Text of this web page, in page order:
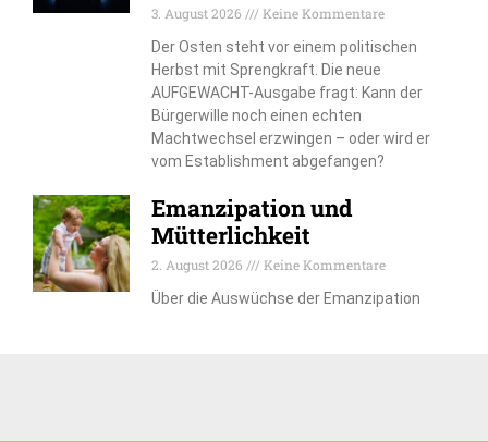
3. August 2026
Keine Kommentare
Der Osten steht vor einem politischen
Herbst mit Sprengkraft. Die neue
AUFGEWACHT-Ausgabe fragt: Kann der
Bürgerwille noch einen echten
Machtwechsel erzwingen – oder wird er
vom Establishment abgefangen?
Emanzipation und
Mütterlichkeit
2. August 2026
Keine Kommentare
Über die Auswüchse der Emanzipation